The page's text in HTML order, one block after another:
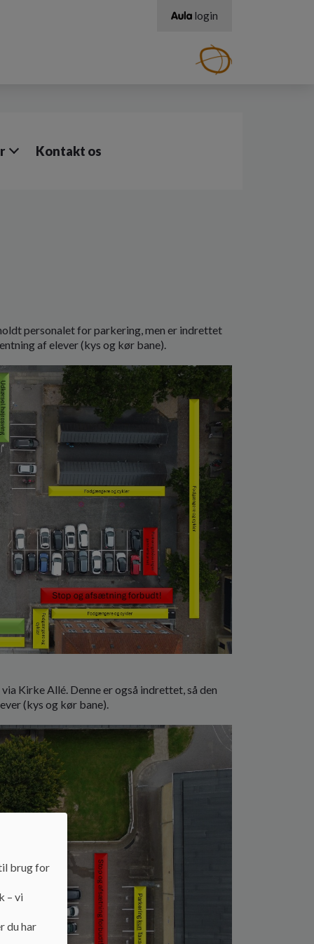
login
Kontakt os
personalet for parkering, men er indrettet
af elever (kys og kør bane).
Kirke Allé. Denne er også indrettet, så den
(kys og kør bane).
brug for
– vi
du har